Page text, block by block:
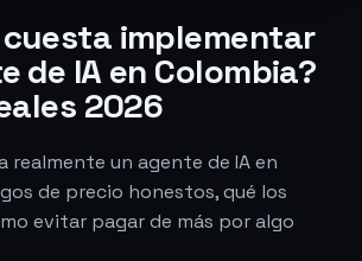
implementar
de IA en Colombia?
2026
realmente un agente de IA en
de precio honestos, qué los
evitar pagar de más por algo